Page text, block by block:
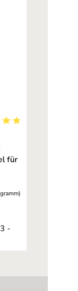
für
-